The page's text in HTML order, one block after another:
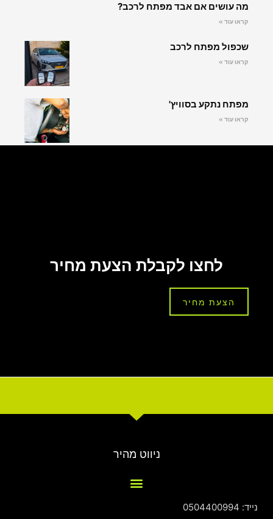
מה עושים אם אבד מפתח לרכב?
קראו עוד »
שכפול מפתח לרכב
קראו עוד »
מפתח נתקע בסוויץ'
קראו עוד »
לחצו לקבלת הצעת מחיר
הצעת מחיר
ניווט מהיר
נייד: 0504400994